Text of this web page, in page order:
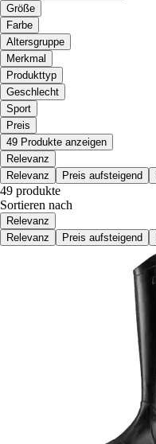
Größe
Farbe
Altersgruppe
Merkmal
Produkttyp
Geschlecht
Sport
Preis
49 Produkte anzeigen
Relevanz
Relevanz
Preis aufsteigend
49 produkte
Sortieren nach
Relevanz
Relevanz
Preis aufsteigend